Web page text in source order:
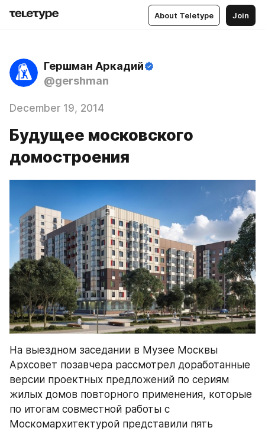
About Teletype Join
Гершман Аркадий
@gershman
December 19, 2014
Будущее московского
домостроения
На выездном заседании в Музее Москвы
Архсовет позавчера рассмотрел доработанные
версии проектных предложений по сериям
жилых домов повторного применения, которые
по итогам совместной работы с
Москомархитектурой представили пять